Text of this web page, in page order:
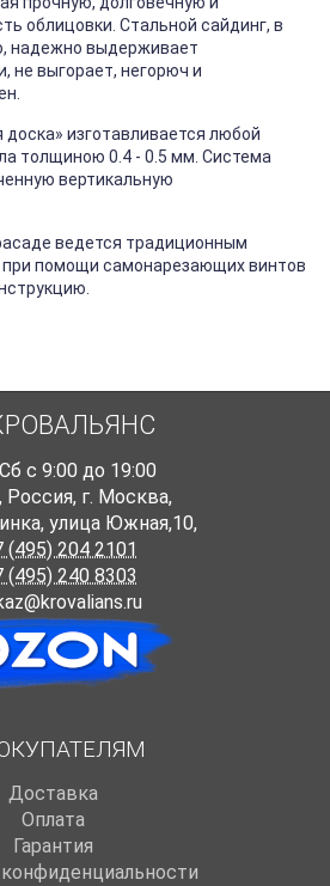
облицовки. Стальной сайдинг, в
надежно выдерживает
не выгорает, негорюч и
изготавливается любой
толщиною 0.4 - 0.5 мм. Система
вертикальную
ведется традиционным
при помощи самонарезающих винтов
с 9:00 до 19:00
, Россия, г. Москва,
улица Южная,10,
(495) 204 2101
(495) 240 8303
Доставка
Оплата
Гарантия